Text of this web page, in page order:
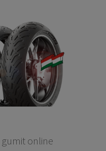
online